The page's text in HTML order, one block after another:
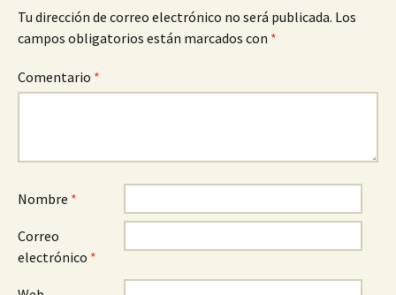
Tu dirección de correo electrónico no será publicada. Los
campos obligatorios están marcados con *
Comentario *
Nombre *
Correo
electrónico *